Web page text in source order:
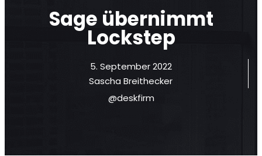
Sage übernimmt
Lockstep
5. September 2022
Sascha Breithecker
@deskfirm